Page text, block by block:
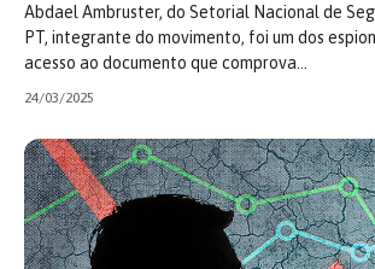
Abdael Ambruster, do Setorial Nacional de
PT, integrante do movimento, foi um dos
acesso ao documento que comprova…
24/03/2025